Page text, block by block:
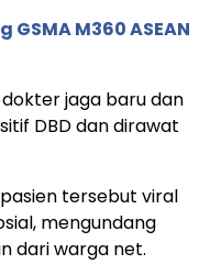
M360 ASEAN
dokter jaga baru dan
DBD dan dirawat
tersebut viral
mengundang
dari warga net.